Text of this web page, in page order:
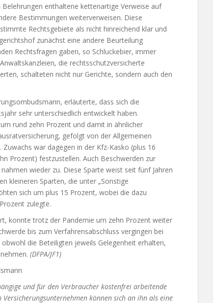
enthaltene kettenartige Verweise auf
Bestimmungen weiterverweisen. Diese
Rechtsgebiete als nicht hinreichend klar und
zunächst eine andere Beurteilung
Rechtsfragen gaben, so Schluckebier, immer
die rechtsschutzversicherte
schalteten nicht nur Gerichte, sondern auch den
erläuterte, dass sich die
sehr unterschiedlich entwickelt haben.
rund zehn Prozent und damit in ähnlicher
gefolgt von der Allgemeinen
war dagegen in der Kfz-Kasko (plus 16
Prozent) festzustellen. Auch Beschwerden zur
wieder zu. Diese Sparte weist seit fünf Jahren
kleineren Sparten, die unter „Sonstige
sich um plus 15 Prozent, wobei die dazu
zulegte.
konnte trotz der Pandemie um zehn Prozent weiter
bis zum Verfahrensabschluss vergingen bei
die Beteiligten jeweils Gelegenheit erhalten,
(DFPA/JF1)
und für den Verbraucher kostenfrei arbeitende
Versicherungsunternehmen können sich an ihn als eine